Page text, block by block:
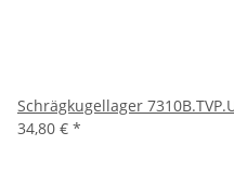
Schrägkugellager
34,80 € *